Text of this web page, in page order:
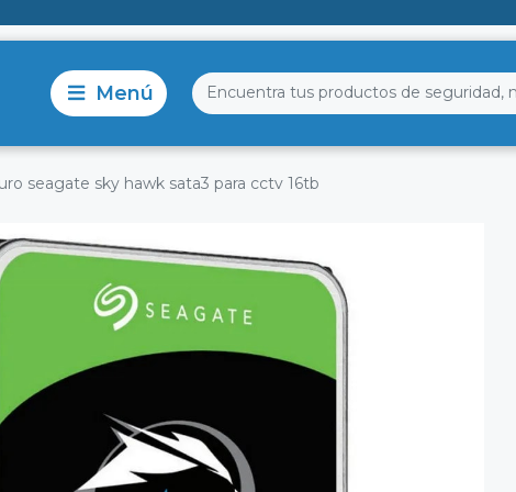
seagate sky hawk sata3 para cctv 16tb